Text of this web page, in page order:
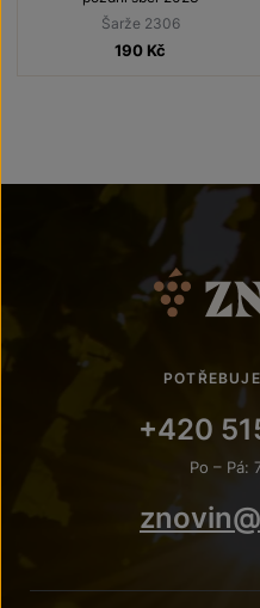
Šarže 2306
190 Kč
+420
Po – Pá: